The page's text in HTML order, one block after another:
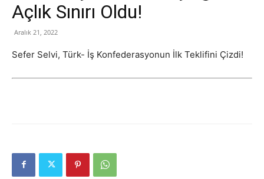
Açlık Sınırı Oldu!
Aralık 21, 2022
Sefer Selvi, Türk- İş Konfederasyonun İlk Teklifini Çizdi!